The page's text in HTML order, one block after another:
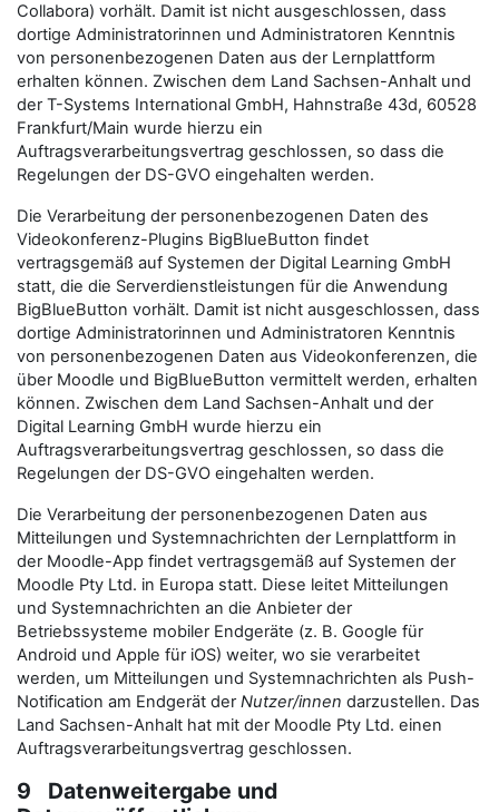
Collabora) vorhält. Damit ist nicht ausgeschlossen, dass
dortige Administratorinnen und Administratoren Kenntnis
von personenbezogenen Daten aus der Lernplattform
erhalten können. Zwischen dem Land Sachsen-Anhalt und
der T-Systems International GmbH, Hahnstraße 43d, 60528
Frankfurt/Main wurde hierzu ein
Auftragsverarbeitungsvertrag geschlossen, so dass die
Regelungen der DS-GVO eingehalten werden.
Die Verarbeitung der personenbezogenen Daten des
Videokonferenz-Plugins BigBlueButton findet
vertragsgemäß auf Systemen der Digital Learning GmbH
statt, die die Serverdienstleistungen für die Anwendung
BigBlueButton vorhält. Damit ist nicht ausgeschlossen, dass
dortige Administratorinnen und Administratoren Kenntnis
von personenbezogenen Daten aus Videokonferenzen, die
über Moodle und BigBlueButton vermittelt werden, erhalten
können. Zwischen dem Land Sachsen-Anhalt und der
Digital Learning GmbH wurde hierzu ein
Auftragsverarbeitungsvertrag geschlossen, so dass die
Regelungen der DS-GVO eingehalten werden.
Die Verarbeitung der personenbezogenen Daten aus
Mitteilungen und Systemnachrichten der Lernplattform in
der Moodle-App findet vertragsgemäß auf Systemen der
Moodle Pty Ltd. in Europa statt. Diese leitet Mitteilungen
und Systemnachrichten an die Anbieter der
Betriebssysteme mobiler Endgeräte (z. B. Google für
Android und Apple für iOS) weiter, wo sie verarbeitet
werden, um Mitteilungen und Systemnachrichten als Push-
Notification am Endgerät derNutzer/innen darzustellen. Das
Land Sachsen-Anhalt hat mit der Moodle Pty Ltd. einen
Auftragsverarbeitungsvertrag geschlossen.
9 Datenweitergabe und